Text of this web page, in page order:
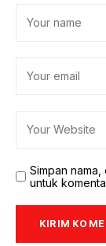
Simpan
untuk